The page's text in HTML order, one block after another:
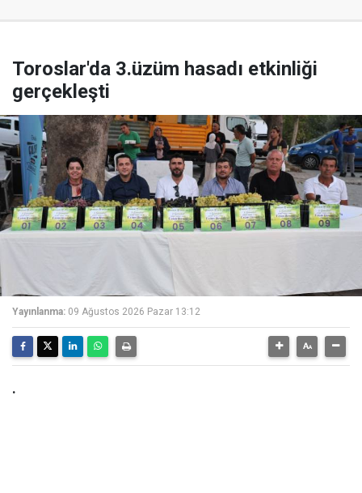
Toroslar'da 3.üzüm hasadı etkinliği
gerçekleşti
Yayınlanma: 09 Ağustos 2026 Pazar 13:12
.